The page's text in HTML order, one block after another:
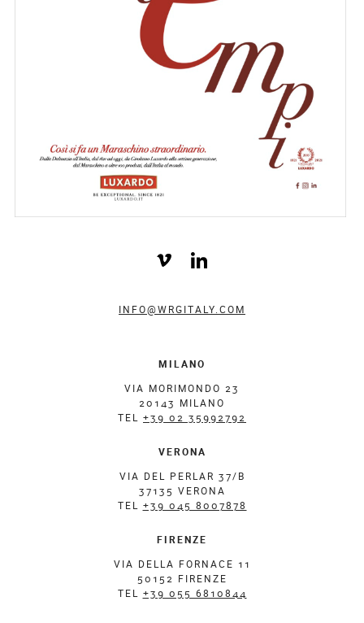
INFO@WRGITALY.COM
MILANO
VIA MORIMONDO 23
20143 MILANO
TEL +39 02 35992792
VERONA
VIA DEL PERLAR 37/B
37135 VERONA
TEL +39 045 8007878
FIRENZE
VIA DELLA FORNACE 11
50152 FIRENZE
TEL +39 055 6810844